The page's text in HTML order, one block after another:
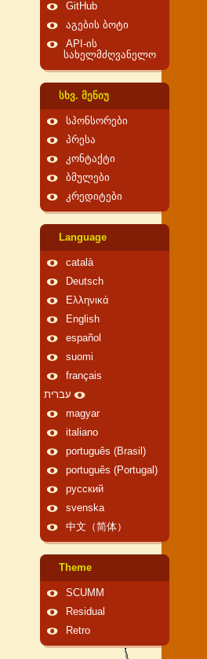
GitHub
აგების ბოტი
API-ის
სახელმძღვანელო
სხვ. მენიუ
სპონსორები
პრესა
კონტაქტი
ბმულები
კრედიტები
Language
català
Deutsch
Ελληνικά
English
español
suomi
français
עברית
magyar
italiano
português (Brasil)
português (Portugal)
русский
svenska
中文（简体）
Theme
SCUMM
Residual
Retro